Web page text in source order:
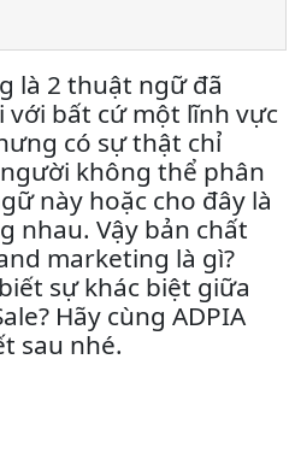
là 2 thuật ngữ đã
với bất cứ một lĩnh vực
có sự thật chỉ
không thể phân
này hoặc cho đây là
nhau. Vậy bản chất
marketing là gì?
sự khác biệt giữa
Hãy cùng ADPIA
sau nhé.